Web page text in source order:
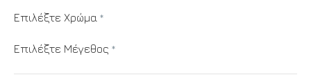
Επιλέξτε Χρώμα
Επιλέξτε Μέγεθος